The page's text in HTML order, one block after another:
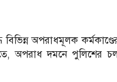
অপরাধমূলক
অপরাধ দমনে পুলিশের